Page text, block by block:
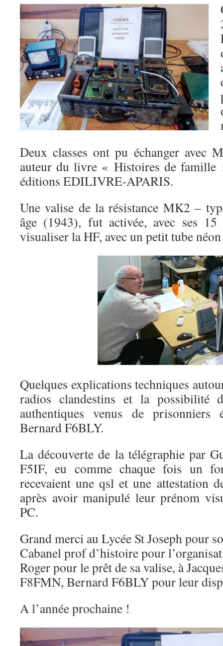
Deux classes ont pu échanger avec
auteur du livre « Histoires de famille
éditions EDILIVRE-APARIS.
Une valise de la résistance MK2 –
âge (1943), fut activée, avec ses
visualiser la HF, avec un petit tube
Quelques explications techniques
radios clandestins et la possibilité
authentiques venus de prisonniers
Bernard F6BLY.
La découverte de la télégraphie par
F5IF, eu comme chaque fois un
recevaient une qsl et une attestation
après avoir manipulé leur prénom
PC.
Grand merci au Lycée St Joseph pour
Cabanel prof d’histoire pour
Roger pour le prêt de sa valise, à
F8FMN, Bernard F6BLY pour leur
A l’année prochaine !